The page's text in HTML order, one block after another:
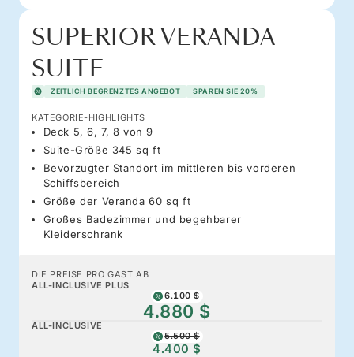
SUPERIOR VERANDA
SUITE
ZEITLICH BEGRENZTES ANGEBOT SPAREN SIE 20%
KATEGORIE-HIGHLIGHTS
Deck 5, 6, 7, 8 von 9
Suite-Größe 345 sq ft
Bevorzugter Standort im mittleren bis vorderen
Schiffsbereich
Größe der Veranda 60 sq ft
Großes Badezimmer und begehbarer
Kleiderschrank
DIE PREISE PRO GAST AB
ALL-INCLUSIVE PLUS
6.100 $
4.880 $
ALL-INCLUSIVE
5.500 $
4.400 $